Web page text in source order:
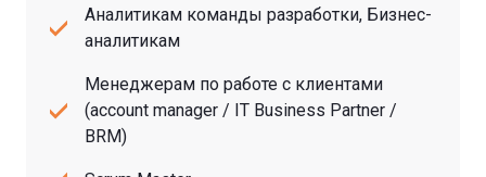
Аналитикам команды разработки, Бизнес-
аналитикам
Менеджерам по работе с клиентами
(account manager / IT Business Partner /
BRM)